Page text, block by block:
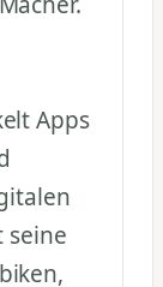
Apps
seine